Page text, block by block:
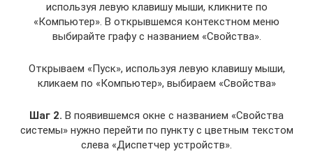
используя левую клавишу мыши, кликните по
«Компьютер». В открывшемся контекстном меню
выбирайте графу с названием «Свойства».
Открываем «Пуск», используя левую клавишу мыши,
кликаем по «Компьютер», выбираем «Свойства»
Шаг 2. В появившемся окне с названием «Свойства
системы» нужно перейти по пункту с цветным текстом
слева «Диспетчер устройств».